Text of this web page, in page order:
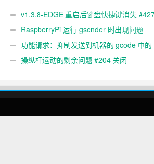
v1.3.8-EDGE 重启后键盘快捷键消失
关闭RaspberryPi 运行 gsender 时出现问题
#89功能请求：抑制发送到机器的 gcode 中的
gcode 注释。 #444 关闭
操纵杆运动的剩余问题 #204 关闭